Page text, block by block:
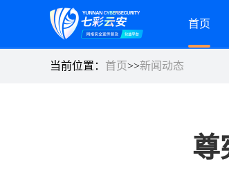
首页
当前位置： 首页>>新闻动态
尊